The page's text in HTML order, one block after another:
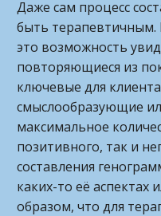
Даже сам процесс
быть терапевтичным.
это возможность
повторяющиеся из
ключевые для
смыслообразующие
максимальное
позитивного, так и
составления
каких-то её аспектах
образом, что для